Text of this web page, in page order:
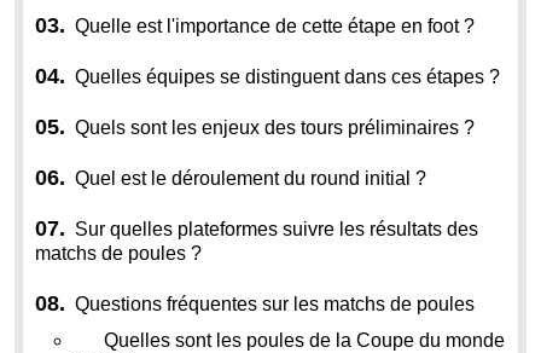
03. Quelle est l'importance de cette étape en foot ?
04. Quelles équipes se distinguent dans ces étapes ?
05. Quels sont les enjeux des tours préliminaires ?
06. Quel est le déroulement du round initial ?
07. Sur quelles plateformes suivre les résultats des
matchs de poules ?
08. Questions fréquentes sur les matchs de poules
Quelles sont les poules de la Coupe du monde